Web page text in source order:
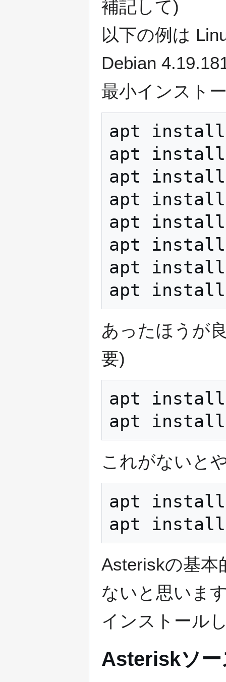
補記して)
以下の例は
Debian
最小インスト
apt
apt
apt install
apt install
apt install
apt
apt
あったほうが
要)
apt install
これがないと
apt
Asteriskの基本
ないと思いま
インストール
Asteriskソー